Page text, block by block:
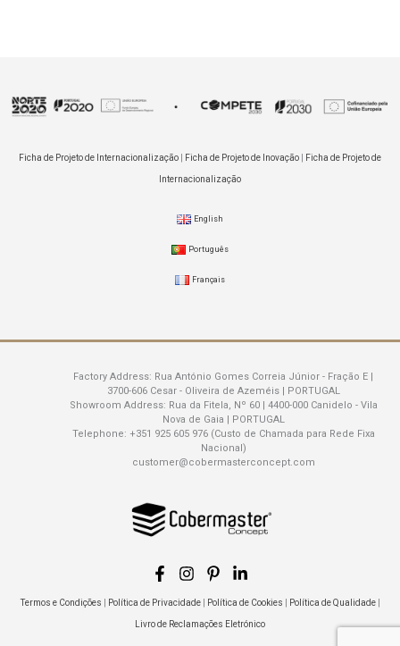
Ficha de Projeto de Internacionalização Ficha de Projeto de Inovação Ficha de Projeto de
Internacionalização
English
Português
Français
Factory Address: Rua António Gomes Correia Júnior - Fração E |
3700-606 Cesar - Oliveira de Azeméis | PORTUGAL
Showroom Address: Rua da Fitela, Nº 60 | 4400-000 Canidelo - Vila
Nova de Gaia | PORTUGAL
Telephone: +351 925 605 976 (Custo de Chamada para Rede Fixa
Nacional)
customer@cobermasterconcept.com
Termos e Condições Política de Privacidade| Política de Cookies Política de Qualidade|
Livro de Reclamações Eletrónico